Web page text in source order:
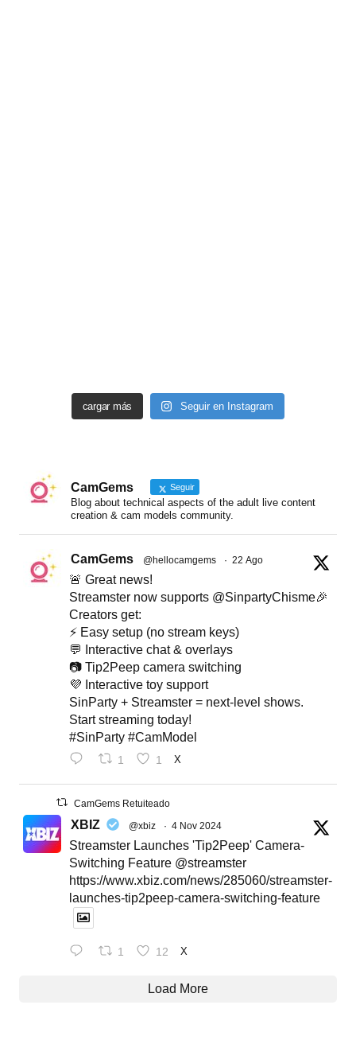
cargar más Seguir en Instagram
CamGems Seguir
Blog about technical aspects of the adult live content
creation & cam models community.
CamGems @hellocamgems · 22 Ago
🚨 Great news!
Streamster now supports @SinpartyChisme🎉
Creators get:
⚡ Easy setup (no stream keys)
💬 Interactive chat & overlays
📷 Tip2Peep camera switching
💜 Interactive toy support
SinParty + Streamster = next-level shows.
Start streaming today!
#SinParty #CamModel
1 1 X
CamGems Retuiteado
XBIZ @xbiz · 4 Nov 2024
Streamster Launches 'Tip2Peep' Camera-
Switching Feature @streamster
https://www.xbiz.com/news/285060/streamster-
launches-tip2peep-camera-switching-feature
1 12 X
Load More